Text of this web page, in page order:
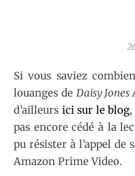
Si vous saviez combien de fois Jen a pu me faire les
louanges de Daisy Jones
d’ailleurs ici sur le blog
pas encore cédé à la
pu résister à l’appel de
Amazon Prime Video.